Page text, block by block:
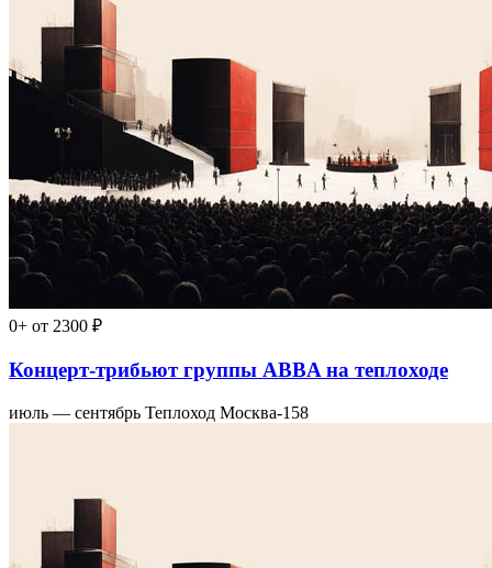
0+ от 2300 ₽
Концерт-трибьют группы ABBA на теплоходе
июль — сентябрь Теплоход Москва-158